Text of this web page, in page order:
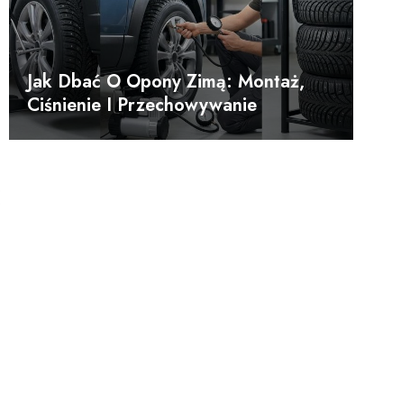
Jak Dbać O Opony Zimą: Montaż,
Ciśnienie I Przechowywanie